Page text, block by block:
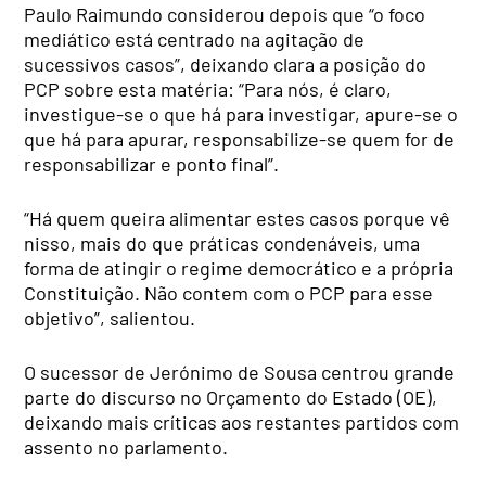
Paulo Raimundo considerou depois que “o foco
mediático está centrado na agitação de
sucessivos casos”, deixando clara a posição do
PCP sobre esta matéria: “Para nós, é claro,
investigue-se o que há para investigar, apure-se o
que há para apurar, responsabilize-se quem for de
responsabilizar e ponto final”.
“Há quem queira alimentar estes casos porque vê
nisso, mais do que práticas condenáveis, uma
forma de atingir o regime democrático e a própria
Constituição. Não contem com o PCP para esse
objetivo”, salientou.
O sucessor de Jerónimo de Sousa centrou grande
parte do discurso no Orçamento do Estado (OE),
deixando mais críticas aos restantes partidos com
assento no parlamento.